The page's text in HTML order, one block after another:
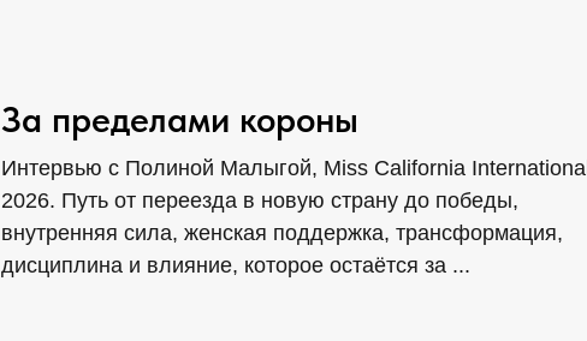
За пределами короны
Интервью с Полиной Малыгой, Miss California International
2026. Путь от переезда в новую страну до победы,
внутренняя сила, женская поддержка, трансформация,
дисциплина и влияние, которое остаётся за ...